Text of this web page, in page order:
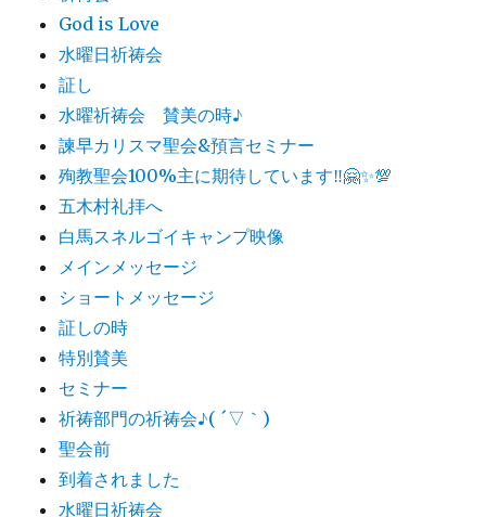
God is Love
水曜日祈祷会
証し
水曜祈祷会 賛美の時♪
諫早カリスマ聖会&預言セミナー
殉教聖会100%主に期待しています‼️🤗✨💯
五木村礼拝へ
白馬スネルゴイキャンプ映像
メインメッセージ
ショートメッセージ
証しの時
特別賛美
セミナー
祈祷部門の祈祷会♪( ´▽｀)
聖会前
到着されました
水曜日祈祷会